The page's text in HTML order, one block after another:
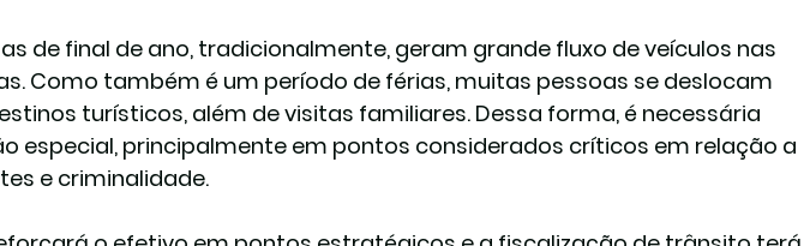
de final de ano, tradicionalmente, geram grande fluxo de veículos nas
Como também é um período de férias, muitas pessoas se deslocam
turísticos, além de visitas familiares. Dessa forma, é necessária
especial, principalmente em pontos considerados críticos em relação a
e criminalidade.